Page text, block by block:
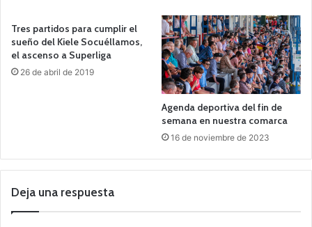
Tres partidos para cumplir el
sueño del Kiele Socuéllamos,
el ascenso a Superliga
26 de abril de 2019
Agenda deportiva del fin de
semana en nuestra comarca
16 de noviembre de 2023
Deja una respuesta